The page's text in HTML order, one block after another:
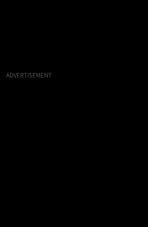
ADVERTISEMENT